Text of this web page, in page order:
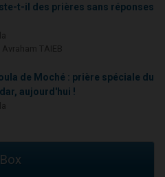
t-il des prières sans réponses
de Moché : prière spéciale du
aujourd'hui !